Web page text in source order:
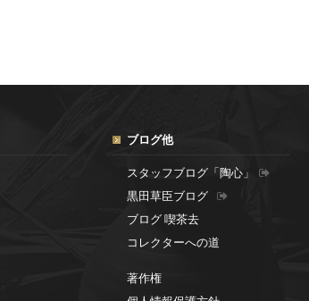
ブログ他
スタッフブログ「陶心」
黒田草臣ブログ
ブログ 喫茶去
コレクターへの道
著作権